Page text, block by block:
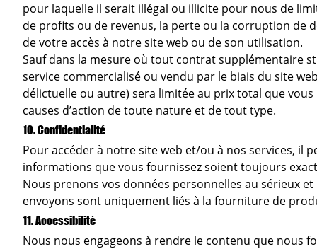
pour laquelle il serait illégal ou illicite pour nous de
de profits ou de revenus, la perte ou la corruption de
de votre accès à notre site web ou de son utilisation.
Sauf dans la mesure où tout contrat supplémentaire
service commercialisé ou vendu par le biais du site
délictuelle ou autre) sera limitée au prix total que
causes d’action de toute nature et de tout type.
10. Confidentialité
Pour accéder à notre site web et/ou à nos services, il
informations que vous fournissez soient toujours
Nous prenons vos données personnelles au sérieux
envoyons sont uniquement liés à la fourniture de
11. Accessibilité
Nous nous engageons à rendre le contenu que nous